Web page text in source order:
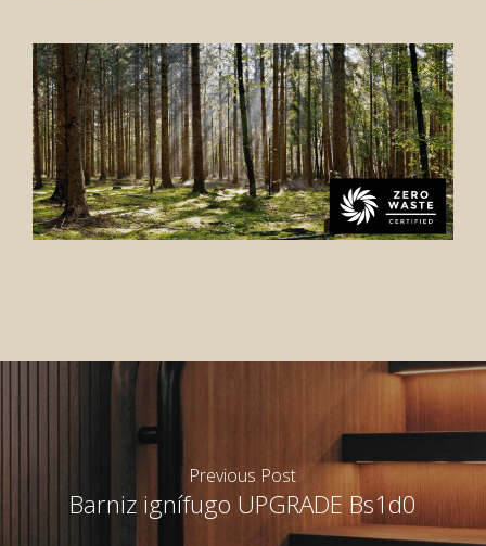
Previous Post
Barniz ignífugo UPGRADE Bs1d0